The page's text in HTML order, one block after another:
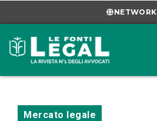
NETWORK
Mercato legale